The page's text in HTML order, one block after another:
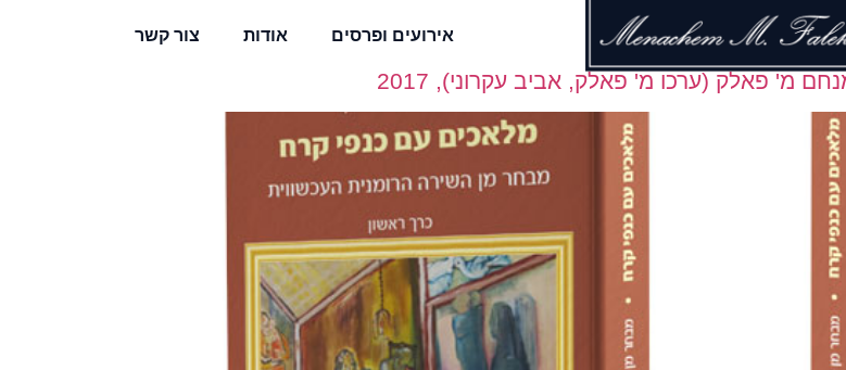
אירועים ופרסים אודות צור קשר
פאלק (ערכו מ' פאלק, אביב עקרוני), 2017